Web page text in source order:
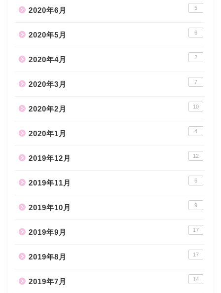
2020年6月 5
2020年5月 6
2020年4月 2
2020年3月 7
2020年2月 10
2020年1月 4
2019年12月 12
2019年11月 6
2019年10月 9
2019年9月 17
2019年8月 17
2019年7月 14